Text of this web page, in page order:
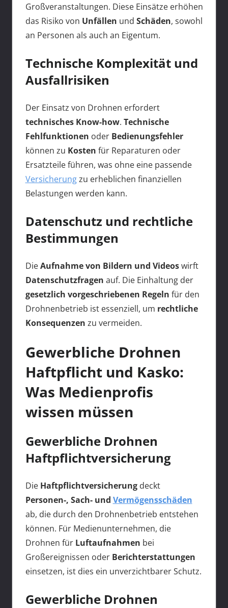
Großveranstaltungen. Diese Einsätze erhöhen
das Risiko von Unfällen und Schäden, sowohl
an Personen als auch an Eigentum.
Technische Komplexität und
Ausfallrisiken
Der Einsatz von Drohnen erfordert
technisches Know-how. Technische
Fehlfunktionen oder Bedienungsfehler
können zu Kosten für Reparaturen oder
Ersatzteile führen, was ohne eine passende
Versicherungzu erheblichen finanziellen
Belastungen werden kann.
Datenschutz und rechtliche
Bestimmungen
DieAufnahme von Bildern und Videoswirft
Datenschutzfragen auf. Die Einhaltung der
gesetzlich vorgeschriebenen Regeln für den
Drohnenbetrieb ist essenziell, um rechtliche
Konsequenzen zu vermeiden.
Gewerbliche Drohnen
Haftpflicht und Kasko:
Was Medienprofis
wissen müssen
Gewerbliche Drohnen
Haftpflichtversicherung
Die Haftpflichtversicherungdeckt
Personen-, Sach- und Vermögensschäden
ab, die durch den Drohnenbetrieb entstehen
können. Für Medienunternehmen, die
Drohnen für Luftaufnahmen bei
Großereignissen oder Berichterstattungen
einsetzen, ist dies ein unverzichtbarer Schutz.
Gewerbliche Drohnen